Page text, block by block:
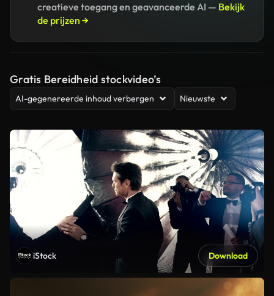
creatieve toegang en geavanceerde AI — Bekijk
de prijzen →
Gratis Bereidheid stockvideo’s
AI-gegenereerde inhoud verbergen Nieuwste
iStock Download